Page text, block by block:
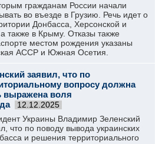
гражданам России начали
во въезде в Грузию. Речь идет о
Донбасса, Херсонской и
также в Крыму. Отказы также
местом рождения указаны
АССР и Южная Осетия.
заявил, что по
вопросу должна
выражена воля
12.12.2025
Украины Владимир Зеленский
что по поводу вывода украинских
и решения территориального